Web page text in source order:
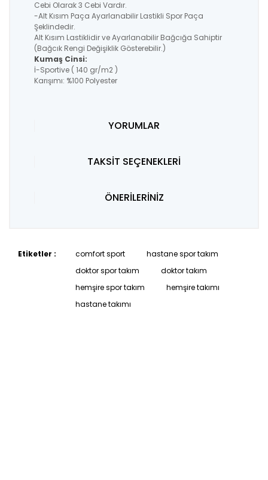
Cebi Olarak 3 Cebi Vardır.
-Alt Kısım Paça Ayarlanabilir Lastikli Spor Paça
Şeklindedir.
Alt Kısım Lastiklidir ve Ayarlanabilir Bağcığa Sahiptir
(Bağcık Rengi Değişiklik Gösterebilir.)
Kumaş Cinsi:
İ-Sportive ( 140 gr/m2 )
Karışımı: %100 Polyester
YORUMLAR
TAKSİT SEÇENEKLERİ
ÖNERİLERİNİZ
Etiketler : comfort sport
hastane spor takım
doktor spor takım
doktor takım
hemşire spor takım
hemşire takımı
hastane takımı